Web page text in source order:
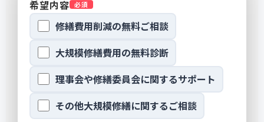
希望内容 必須
修繕費用削減の無料ご相談
大規模修繕費用の無料診断
理事会や修繕委員会に関するサポート
その他大規模修繕に関するご相談